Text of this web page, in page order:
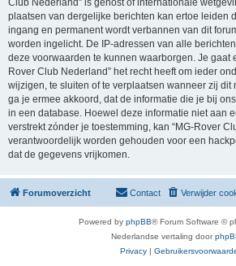
Club Nederland” is gehost of internationale
plaatsen van dergelijke berichten kan ertoe leiden
ingang en permanent wordt verbannen van dit
worden ingelicht. De IP-adressen van alle
deze voorwaarden te kunnen waarborgen. Je gaat
Rover Club Nederland” het recht heeft om ieder
wijzigen, te sluiten of te verplaatsen wanneer zij dit
ga je ermee akkoord, dat de informatie die je bij
in een database. Hoewel deze informatie niet aan
verstrekt zónder je toestemming, kan “MG-Rover
verantwoordelijk worden gehouden voor een
dat de gegevens vrijkomen.
Forumoverzicht Verwijder
Contact
Powered by phpBB® Forum Software ©
Nederlandse vertaling door
Privacy |